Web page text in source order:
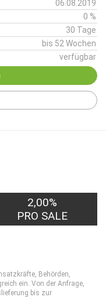
06.08.2019
0 %
30 Tage
bis 52 Wochen
verfügbar
2,00%
PRO SALE
Behörden,
ein. Von der Anfrage,
bis zur